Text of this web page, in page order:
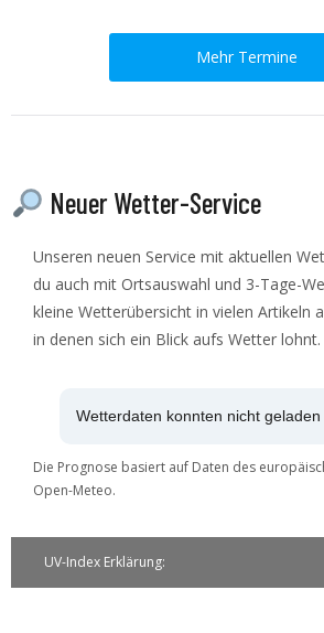
Mehr Termine
Neuer Wetter-Service
Unseren neuen Service mit aktuellen
du auch mit Ortsauswahl und 3-Tage-
kleine Wetterübersicht in vielen Artikeln
in denen sich ein Blick aufs Wetter lohnt.
Wetterdaten konnten nicht geladen
Die Prognose basiert auf Daten des
Open-Meteo.
UV-Index Erklärung: